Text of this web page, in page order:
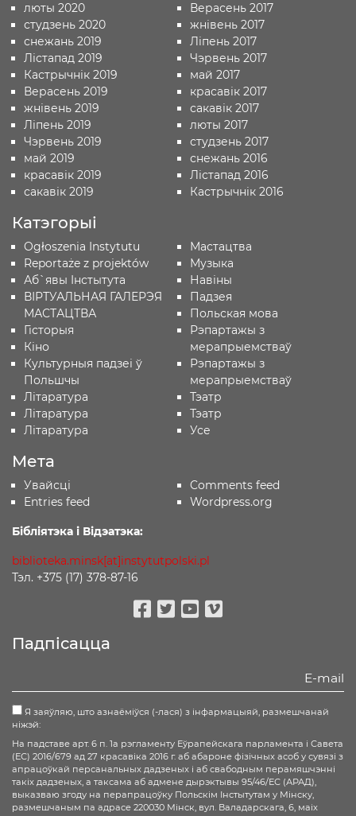
люты 2020
студзень 2020
снежань 2019
Лістапад 2019
Кастрычнік 2019
Верасень 2019
жнівень 2019
Ліпень 2019
Чэрвень 2019
май 2019
красавік 2019
сакавік 2019
Верасень 2017
жнівень 2017
Ліпень 2017
Чэрвень 2017
май 2017
красавік 2017
сакавік 2017
люты 2017
студзень 2017
снежань 2016
Лістапад 2016
Кастрычнік 2016
Катэгорыі
Ogłoszenia Instytutu
Reportaże z projektów
Аб`явы Iнстытута
ВІРТУАЛЬНАЯ ГАЛЕРЭЯ
МАСТАЦТВА
Гісторыя
Кіно
Культурныя падзеі ў
Польшчы
Лiтаратура
Лiтаратура
Літаратура
Мастацтва
Музыка
Навіны
Падзея
Польская мова
Рэпартажы з
мерапрыемстваў
Рэпартажы з
мерапрыемстваў
Тэатр
Тэатр
Усе
Мета
Увайсці
Entries feed
Comments feed
Wordpress.org
Бібліятэка і Відэатэка:
biblioteka.minsk[at]instytutpolski.pl
Тэл. +375 (17) 378-87-16
Падпісацца
Я заяўляю, што азнаёміўся (-лася) з інфармацыяй, размешчанай
ніжэй:
На падставе арт. 6 п. 1а рэгламенту Еўрапейскага парламента і Савета
(ЕС) 2016/679 ад 27 красавіка 2016 г. аб абароне фізічных асоб у сувязі з
апрацоўкай персанальных дадзеных і аб свабодным перамяшчэнні
такіх дадзеных, а таксама аб адмене дырэктывы 95/46/ЕС (АРАД),
выказваю згоду на перапрацоўку Польскім Інстытутам у Мінску,
размешчаным па адрасе 220030 Мінск, вул. Валадарскага, 6, маіх